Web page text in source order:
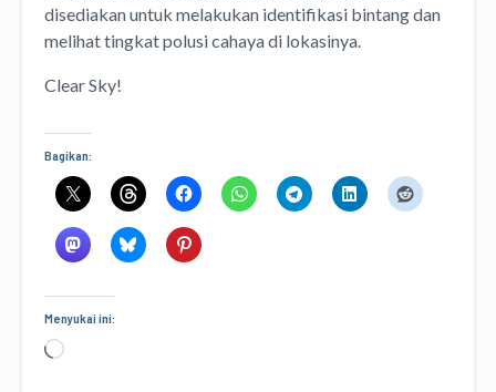
disediakan untuk melakukan identifikasi bintang dan
melihat tingkat polusi cahaya di lokasinya.
Clear Sky!
Bagikan:
Menyukai ini:
Memuat...